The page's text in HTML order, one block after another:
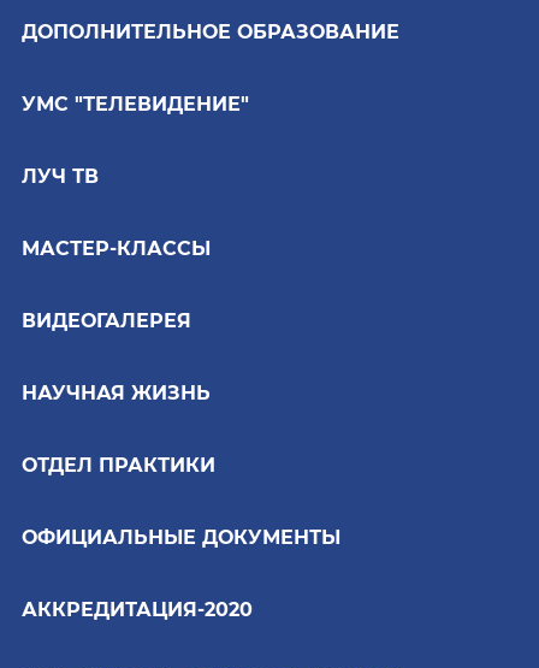
ДОПОЛНИТЕЛЬНОЕ ОБРАЗОВАНИЕ
УМС "ТЕЛЕВИДЕНИЕ"
ЛУЧ ТВ
МАСТЕР-КЛАССЫ
ВИДЕОГАЛЕРЕЯ
НАУЧНАЯ ЖИЗНЬ
ОТДЕЛ ПРАКТИКИ
ОФИЦИАЛЬНЫЕ ДОКУМЕНТЫ
АККРЕДИТАЦИЯ-2020